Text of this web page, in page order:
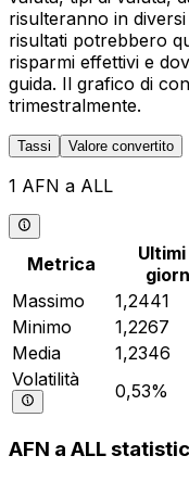
risulteranno in
risultati potrebbero
risparmi effettivi e
guida. Il grafico di
trimestralmente.
Tassi Valore convertito
1 AFN a ALL
Metrica
Ultimi
Massimo
1,2441
Minimo
1,2267
Media
1,2346
Volatilità
0,53%
AFN a ALL